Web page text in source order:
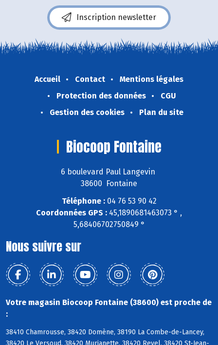
Inscription newsletter
Accueil Contact
Mentions légales
Protection des données
CGU
Gestion des cookies
Plan du site
Biocoop Fontaine
6 boulevard Paul Langevin
38600 Fontaine
Téléphone :04 76 53 90 42
Coordonnées GPS : 45,1890681463073 ° ,
5,68406702750849 °
Nous suivre sur
Votre magasin Biocoop Fontaine (38600) est proche de
:
38410 Chamrousse, 38420 Domène, 38190 La Combe-de-Lancey,